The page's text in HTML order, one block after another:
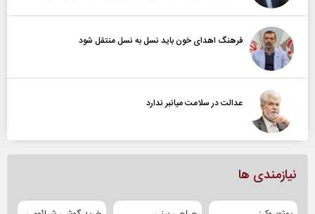
فرهنگ اهدای خون باید نسل به نسل منتقل شود
عدالت در سلامت میانبر ندارد
نیازمندی ها